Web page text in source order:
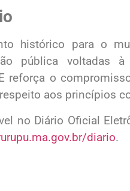
histórico para o
pública voltadas
reforça o
aos princípios
no Diário Oficial
diario.